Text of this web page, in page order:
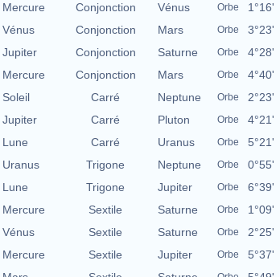
Mercure Conjonction Vénus Orbe
1°16'
Vénus
Conjonction Mars Orbe
3°23'
Jupiter
Conjonction Saturne Orbe
4°28'
Mercure
Conjonction Mars Orbe
4°40'
Soleil
Carré Neptune Orbe
2°23'
Jupiter
Carré Pluton Orbe
4°21'
Lune
Carré Uranus Orbe
5°21'
Uranus
Trigone Neptune Orbe
0°55'
Lune
Trigone Jupiter Orbe
6°39'
Mercure
Sextile Saturne Orbe
1°09'
Vénus
Sextile Saturne Orbe
2°25'
Mercure
Sextile Jupiter Orbe
5°37'